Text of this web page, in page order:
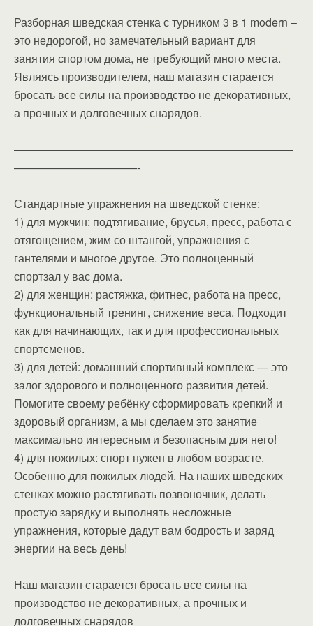
Разборная шведская стенка с турником 3 в 1 modern –
это недорогой, но замечательный вариант для
занятия спортом дома, не требующий много места.
Являясь производителем, наш магазин старается
бросать все силы на производство не декоративных,
а прочных и долговечных снарядов.
—————————————————————————
———————————-
Стандартные упражнения на шведской стенке:
1) для мужчин: подтягивание, брусья, пресс, работа с
отягощением, жим со штангой, упражнения с
гантелями и многое другое. Это полноценный
спортзал у вас дома.
2) для женщин: растяжка, фитнес, работа на пресс,
функциональный тренинг, снижение веса. Подходит
как для начинающих, так и для профессиональных
спортсменов.
3) для детей: домашний спортивный комплекс — это
залог здорового и полноценного развития детей.
Помогите своему ребёнку сформировать крепкий и
здоровый организм, а мы сделаем это занятие
максимально интересным и безопасным для него!
4) для пожилых: спорт нужен в любом возрасте.
Особенно для пожилых людей. На наших шведских
стенках можно растягивать позвоночник, делать
простую зарядку и выполнять несложные
упражнения, которые дадут вам бодрость и заряд
энергии на весь день!
Наш магазин старается бросать все силы на
производство не декоративных, а прочных и
долговечных снарядов